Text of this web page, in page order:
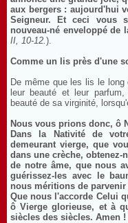
aux bergers : aujourd'hui
Seigneur. Et ceci vous
nouveau-né enveloppé de
II, 10-12.).
Comme un lis près d'une
De même que les lis le long
leur beauté et leur
beauté de sa virginité,
Nous vous prions donc, ô
Dans la Nativité de
demeurant vierge, que
dans une crèche,
de notre âme, que nous
guérissez-les avec le
nous méritions de
Que nous l'accorde Celui
ô Vierge glorieuse, et à
siècles des siècles. Amen !